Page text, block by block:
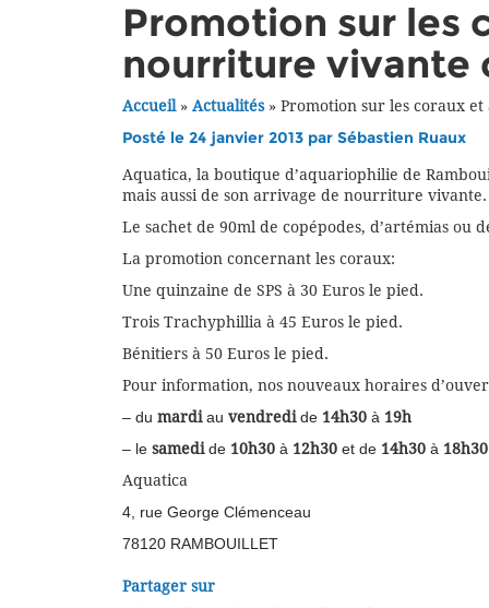
Promotion sur les
nourriture vivante
Accueil» Actualités» Promotion sur les coraux
Posté le 24 janvier 2013 par Sébastien Ruaux
Aquatica, la boutique d’aquariophilie de
mais aussi de son arrivage de nourriture vivante.
Le sachet de 90ml de copépodes, d’artémias ou
La promotion concernant les coraux:
Une quinzaine de SPS à 30 Euros le pied.
Trois Trachyphillia à 45 Euros le pied.
Bénitiers à 50 Euros le pied.
Pour information, nos nouveaux horaires
– du mardiau vendredide 14h30 à 19h
– le samedide 10h30 à 12h30 et de 14h30 à 18h30
Aquatica
4, rue George Clémenceau
78120 RAMBOUILLET
Partager sur